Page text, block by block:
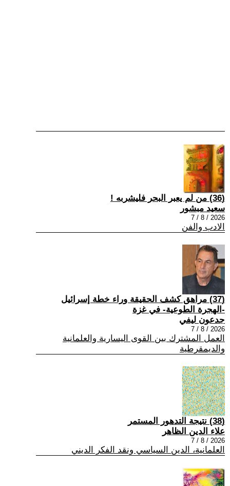
(36) من لم يعبر البحر فليشربه !
سعيد مبشور
2026 / 8 / 7
الادب والفن
(37) مراهق كشف الحقيقة وراء خطة إسرائيل
-الهجرة الطوعية- في غزة
جدعون ليفي
2026 / 8 / 7
العمل المشترك بين القوى اليسارية والعلمانية
والديمقرطية
(38) نتيجة التدهور المستمر
علاء الدين الظاهر
2026 / 8 / 7
العلمانية، الدين السياسي ونقد الفكر الديني